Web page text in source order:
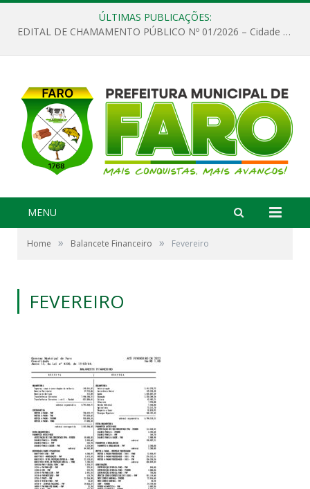
ÚLTIMAS PUBLICAÇÕES:
EDITAL DE CHAMAMENTO PÚBLICO Nº 01/2026 – Cidade de Faro
MENU
Home » Balancete Financeiro » Fevereiro
FEVEREIRO